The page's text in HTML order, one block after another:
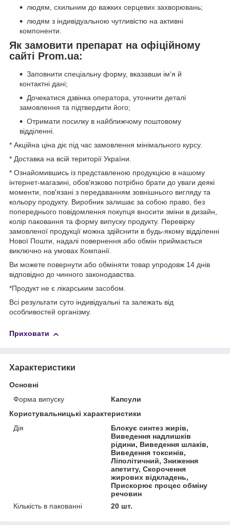
людям, схильним до важких серцевих захворювань;
людям з індивідуальною чутливістю на активні
компоненти.
Як замовити препарат на офіційному
сайті Prom.ua:
Заповнити спеціальну форму, вказавши ім'я й
контактні дані;
Дочекатися дзвінка оператора, уточнити деталі
замовлення та підтвердити його;
Отримати посилку в найближчому поштовому
відділенні.
* Акційна ціна діє під час замовлення мінімального курсу.
* Доставка на всій території України.
* Ознайомившись із представленою продукцією в нашому
інтернет-магазині, обов'язково потрібно брати до уваги деякі
моменти, пов'язані з передаванням зовнішнього вигляду та
кольору продукту. Виробник залишає за собою право, без
попереднього повідомлення покупця вносити зміни в дизайн,
колір паковання та форму випуску продукту. Перевірку
замовленої продукції можна здійснити в будь-якому відділенні
Нової Пошти, надалі повернення або обмін приймається
виключно на умовах Компанії.
Ви можете повернути або обміняти товар упродовж 14 днів
відповідно до чинного законодавства.
*Продукт не є лікарським засобом.
Всі результати суто індивідуальні та залежать від
особливостей організму.
Приховати
Характеристики
Основні
Форма випуску
Капсули
Користувальницькі характеристики
Дія
Блокує синтез жирів,
Виведення надлишків
рідини, Виведення шлаків,
Виведення токсинів,
Ліполітичний, Зниження
апетиту, Скорочення
жирових відкладень,
Прискорює процес обміну
речовин
Кількість в пакованні
20 шт.